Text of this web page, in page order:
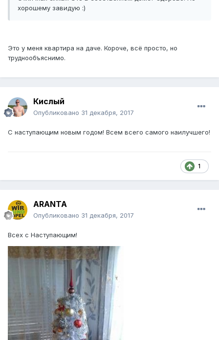
хорошему завидую :)
Это у меня квартира на даче. Короче, всё просто, но
труднообъяснимо.
Кислый
Опубликовано 31 декабря, 2017
С наступающим новым годом! Всем всего самого наилучшего!
1
ARANTA
Опубликовано 31 декабря, 2017
Всех с Наступающим!